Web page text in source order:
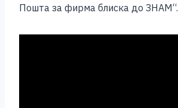
Пошта за фирма блиска до ЗНАМ“.